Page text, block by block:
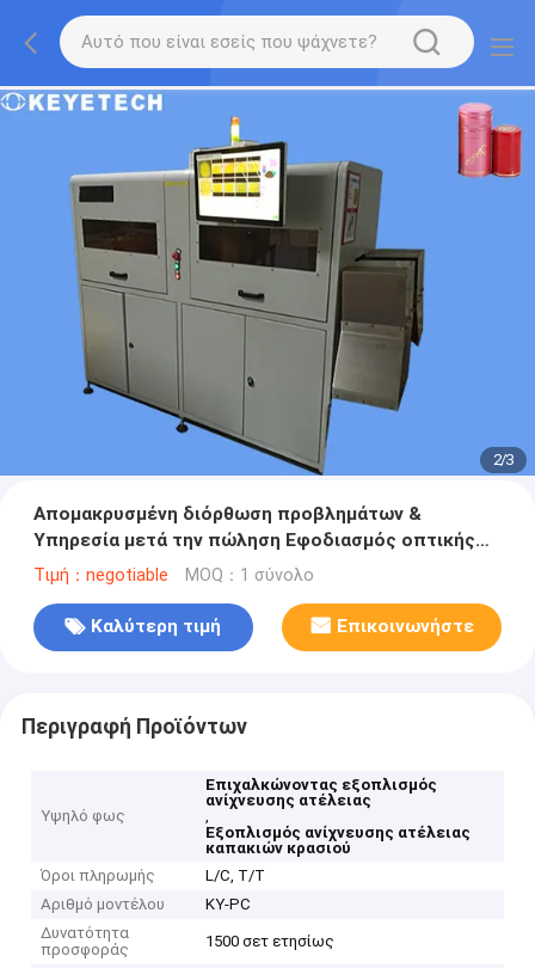
2/3
Απομακρυσμένη διόρθωση προβλημάτων &
Υπηρεσία μετά την πώληση Εφοδιασμός οπτικής
επιθεώρησης ROPP
Τιμή：negotiable MOQ：1 σύνολο
Καλύτερη τιμή Επικοινωνήστε
Περιγραφή Προϊόντων
Υψηλό φως
Επιχαλκώνοντας εξοπλισμός
ανίχνευσης ατέλειας
,
Εξοπλισμός ανίχνευσης ατέλειας
καπακιών κρασιού
Όροι πληρωμής
L/C, T/T
Αριθμό μοντέλου
ΚΥ-PC
Δυνατότητα
προσφοράς
1500 σετ ετησίως